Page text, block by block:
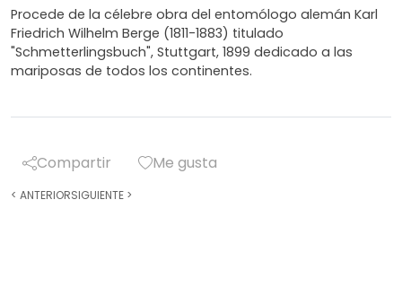
Procede de la célebre obra del entomólogo alemán Karl
Friedrich Wilhelm Berge (1811-1883) titulado
"Schmetterlingsbuch", Stuttgart, 1899 dedicado a las
mariposas de todos los continentes.
Compartir Me gusta
< ANTERIORSIGUIENTE >